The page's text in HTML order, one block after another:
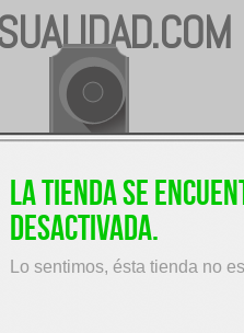
La tienda se
desactivada.
Lo sentimos, ésta tienda no